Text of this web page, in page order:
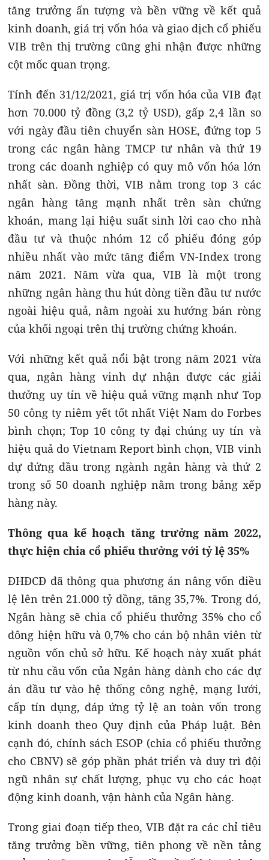
tăng trưởng ấn tượng và bền vững về kết quả
kinh doanh, giá trị vốn hóa và giao dịch cổ phiếu
VIB trên thị trường cũng ghi nhận được những
cột mốc quan trọng.
Tính đến 31/12/2021, giá trị vốn hóa của VIB đạt
hơn 70.000 tỷ đồng (3,2 tỷ USD), gấp 2,4 lần so
với ngày đầu tiên chuyển sàn HOSE, đứng top 5
trong các ngân hàng TMCP tư nhân và thứ 19
trong các doanh nghiệp có quy mô vốn hóa lớn
nhất sàn. Đồng thời, VIB nằm trong top 3 các
ngân hàng tăng mạnh nhất trên sàn chứng
khoán, mang lại hiệu suất sinh lời cao cho nhà
đầu tư và thuộc nhóm 12 cổ phiếu đóng góp
nhiều nhất vào mức tăng điểm VN-Index trong
năm 2021. Năm vừa qua, VIB là một trong
những ngân hàng thu hút dòng tiền đầu tư nước
ngoài hiệu quả, nằm ngoài xu hướng bán ròng
của khối ngoại trên thị trường chứng khoán.
Với những kết quả nổi bật trong năm 2021 vừa
qua, ngân hàng vinh dự nhận được các giải
thưởng uy tín về hiệu quả vững mạnh như Top
50 công ty niêm yết tốt nhất Việt Nam do Forbes
bình chọn; Top 10 công ty đại chúng uy tín và
hiệu quả do Vietnam Report bình chọn, VIB vinh
dự đứng đầu trong ngành ngân hàng và thứ 2
trong số 50 doanh nghiệp nằm trong bảng xếp
hàng này.
Thông qua kế hoạch tăng trưởng năm 2022,
thực hiện chia cổ phiếu thưởng với tỷ lệ 35%
ĐHĐCĐ đã thông qua phương án nâng vốn điều
lệ lên trên 21.000 tỷ đồng, tăng 35,7%. Trong đó,
Ngân hàng sẽ chia cổ phiếu thưởng 35% cho cổ
đông hiện hữu và 0,7% cho cán bộ nhân viên từ
nguồn vốn chủ sở hữu. Kế hoạch này xuất phát
từ nhu cầu vốn của Ngân hàng dành cho các dự
án đầu tư vào hệ thống công nghệ, mạng lưới,
cấp tín dụng, đáp ứng tỷ lệ an toàn vốn trong
kinh doanh theo Quy định của Pháp luật. Bên
cạnh đó, chính sách ESOP (chia cổ phiếu thưởng
cho CBNV) sẽ góp phần phát triển và duy trì đội
ngũ nhân sự chất lượng, phục vụ cho các hoạt
động kinh doanh, vận hành của Ngân hàng.
Trong giai đoạn tiếp theo, VIB đặt ra các chỉ tiêu
tăng trưởng bền vững, tiên phong về nền tảng